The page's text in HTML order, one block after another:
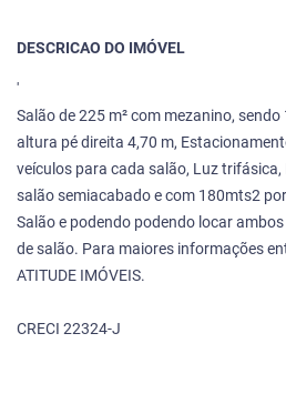
DESCRICAO DO IMÓVEL
'
Salão de 225 m² com mezanino,
altura pé direita 4,70 m,
veículos para cada salão, Luz
salão semiacabado e com 180mts2 por
Salão e podendo podendo locar
de salão. Para maiores informações
ATITUDE IMÓVEIS.
CRECI 22324-J